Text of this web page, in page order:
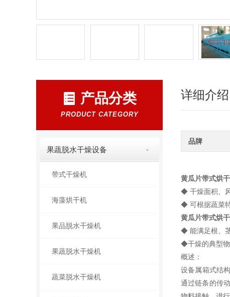
产品分类
PRODUCT CATEGORY
果蔬脱水干燥设备
带式干燥机
海藻烘干机
果品脱水干燥机
果蔬脱水干燥机
蔬菜脱水干燥机
详细介绍
品牌
黄瓜片带式烘
◆ 干燥面积、
◆ 可根据蔬菜
黄瓜片带式烘
◆ 能满足根、
◆干燥的典型物
概述：
设备属箱式结
通过链条的传